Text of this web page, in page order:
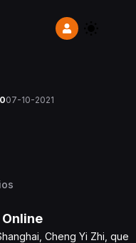
07-10-2021
Online
Cheng Yi Zhi, que